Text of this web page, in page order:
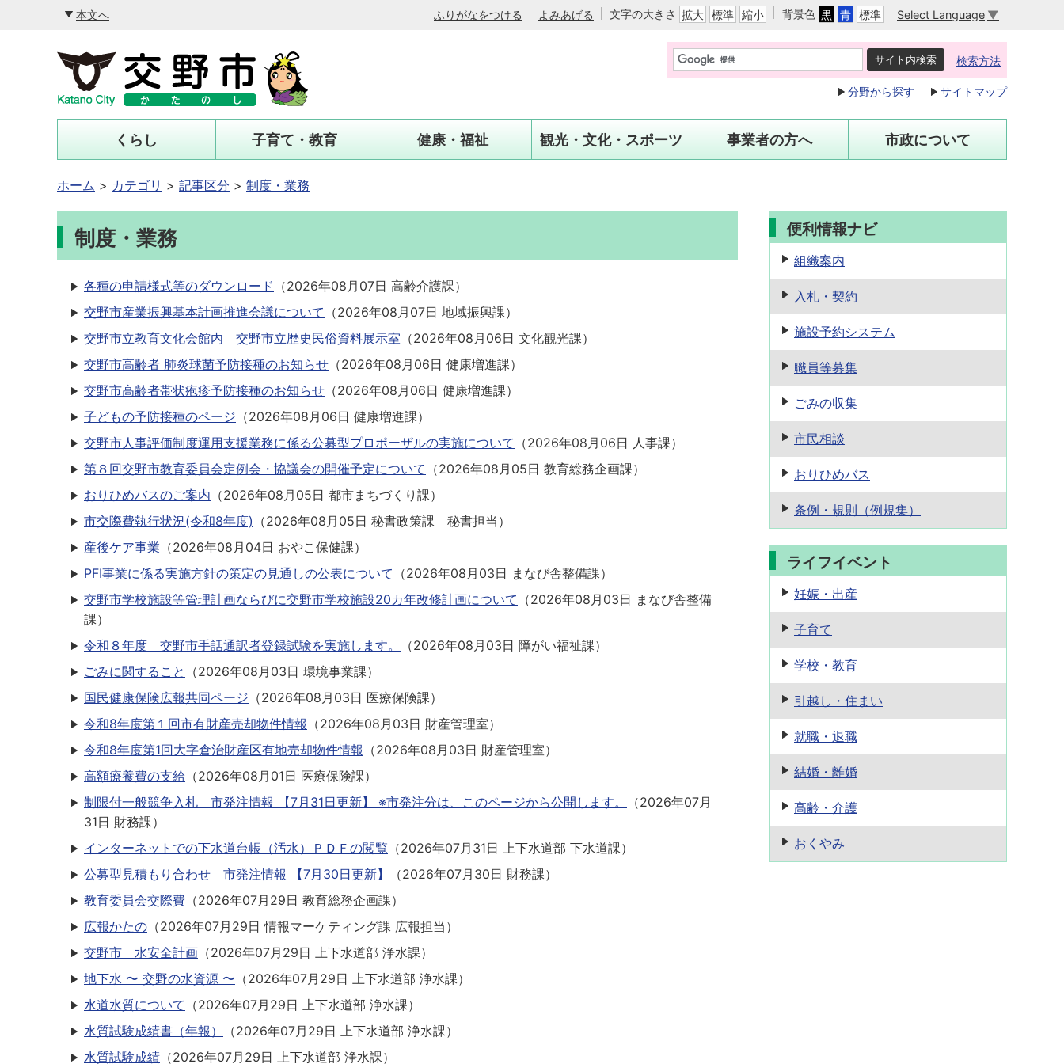
本文へ ふりがなをつける よみあげる 文字の大きさ 拡大 標準 縮小 背景色 黒 青 標準 Select Language ▼
検索方法
分野から探す サイトマップ
くらし 子育て・教育 健康・福祉 観光・文化・スポーツ 事業者の方へ 市政について
ホーム カテゴリ 記事区分 制度・業務
制度・業務
各種の申請様式等のダウンロード （2026年08月07日 高齢介護課）
交野市産業振興基本計画推進会議について （2026年08月07日 地域振興課）
交野市立教育文化会館内 交野市立歴史民俗資料展示室 （2026年08月06日 文化観光課）
交野市高齢者 肺炎球菌予防接種のお知らせ （2026年08月06日 健康増進課）
交野市高齢者帯状疱疹予防接種のお知らせ （2026年08月06日 健康増進課）
子どもの予防接種のページ （2026年08月06日 健康増進課）
交野市人事評価制度運用支援業務に係る公募型プロポーザルの実施について （2026年08月06日 人事課）
第８回交野市教育委員会定例会・協議会の開催予定について （2026年08月05日 教育総務企画課）
おりひめバスのご案内 （2026年08月05日 都市まちづくり課）
市交際費執行状況(令和8年度) （2026年08月05日 秘書政策課 秘書担当 ）
産後ケア事業 （2026年08月04日 おやこ保健課）
PFI事業に係る実施方針の策定の見通しの公表について （2026年08月03日 まなび舎整備課）
交野市学校施設等管理計画ならびに交野市学校施設20カ年改修計画について （2026年08月03日 まなび舎整備
課）
令和８年度 交野市手話通訳者登録試験を実施します。
（2026年08月03日 障がい福祉課）
ごみに関すること
（2026年08月03日 環境事業課）
国民健康保険広報共同ページ （2026年08月03日 医療保険課）
令和8年度第１回市有財産売却物件情報 （2026年08月03日 財産管理室）
令和8年度第1回大字倉治財産区有地売却物件情報 （2026年08月03日 財産管理室）
高額療養費の支給 （2026年08月01日 医療保険課）
制限付一般競争入札 市発注情報 【7月31日更新】 ※市発注分は、このページから公開します。
（2026年07月
31日 財務課）
インターネットでの下水道台帳（汚水）ＰＤＦの閲覧 （2026年07月31日 上下水道部 下水道課）
公募型見積もり合わせ 市発注情報 【7月30日更新】
（2026年07月30日 財務課）
教育委員会交際費 （2026年07月29日 教育総務企画課）
広報かたの （2026年07月29日 情報マーケティング課 広報担当 ）
交野市 水安全計画 （2026年07月29日 上下水道部 浄水課）
地下水 〜 交野の水資源 〜 （2026年07月29日 上下水道部 浄水課）
水道水質について （2026年07月29日 上下水道部 浄水課）
水質試験成績書（年報）
（2026年07月29日 上下水道部 浄水課）
水質試験成績 （2026年07月29日 上下水道部 浄水課）
便利情報ナビ
組織案内
入札・契約
施設予約システム
職員等募集
ごみの収集
市民相談
おりひめバス
条例・規則 （例規集）
ライフイベント
妊娠・出産
子育て
学校・教育
引越し・住まい
就職・退職
結婚・離婚
高齢・介護
おくやみ